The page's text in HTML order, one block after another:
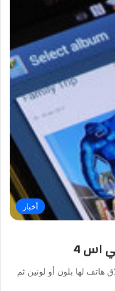
أخبار
اس 4
هاتف لها بلون أو لونين ثم